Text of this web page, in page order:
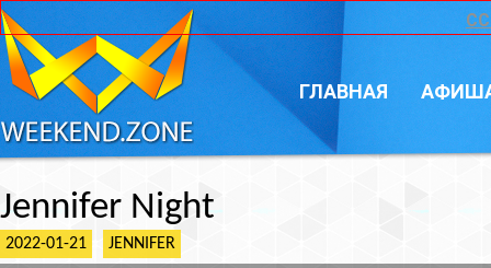
ГЛАВНАЯ
Jennifer Night
2022-01-21 JENNIFER